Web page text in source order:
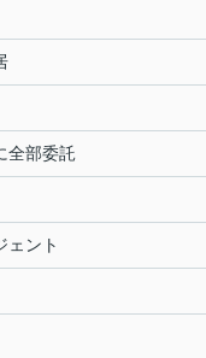
全部委託
ェント